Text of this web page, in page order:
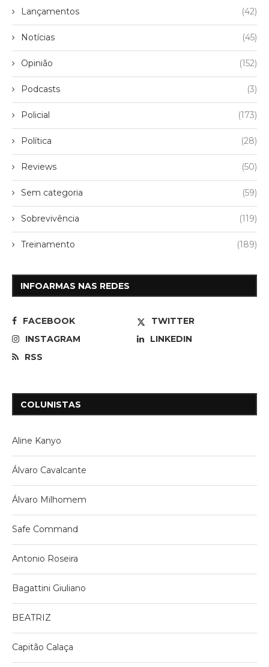
Lançamentos (42)
Notícias (45)
Opinião (152)
Podcasts (3)
Policial (173)
Política (28)
Reviews (50)
Sem categoria (59)
Sobrevivência (119)
Treinamento (189)
INFOARMAS NAS REDES
FACEBOOK
TWITTER
INSTAGRAM
LINKEDIN
RSS
COLUNISTAS
Aline Kanyo
Álvaro Cavalcante
Álvaro Milhomem
Safe Command
Antonio Roseira
Bagattini Giuliano
BEATRIZ
Capitão Calaça